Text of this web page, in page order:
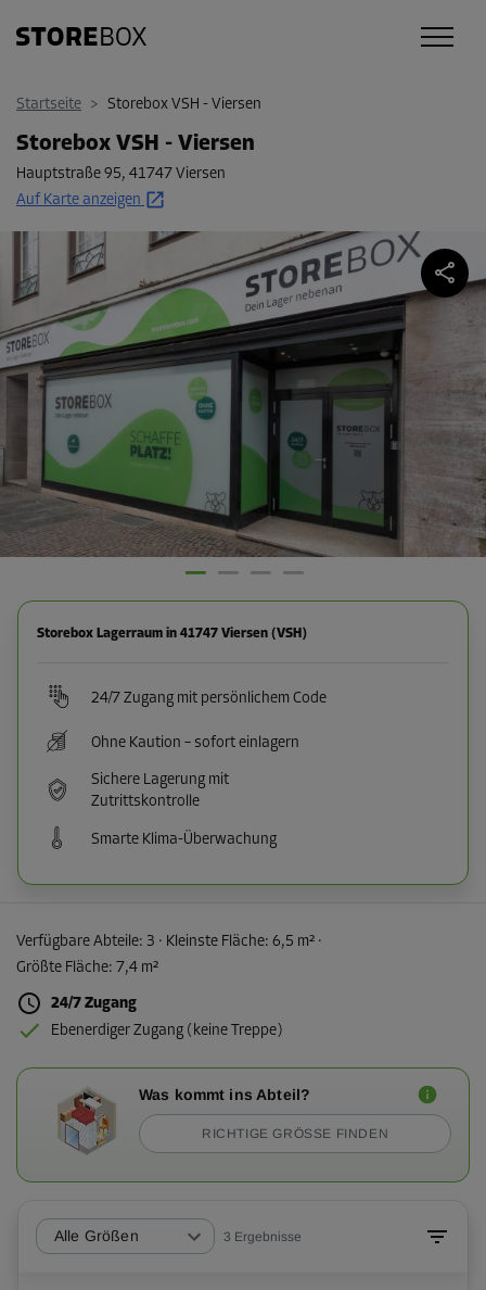
Startseite > Storebox VSH - Viersen
Storebox VSH - Viersen
Hauptstraße 95, 41747 Viersen
Auf Karte anzeigen
Storebox Lagerraum in 41747 Viersen (VSH)
24/7 Zugang mit persönlichem Code
Ohne Kaution – sofort einlagern
Sichere Lagerung mit
Zutrittskontrolle
Smarte Klima-Überwachung
Verfügbare Abteile: 3 · Kleinste Fläche: 6,5 m² ·
Größte Fläche: 7,4 m²
24/7 Zugang
Ebenerdiger Zugang (keine Treppe)
Was kommt ins Abteil?
RICHTIGE GRÖSSE FINDEN
Alle Größen 3 Ergebnisse